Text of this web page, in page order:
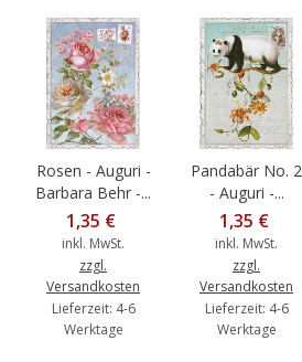
Rosen - Auguri -
Barbara Behr -...
1,35 €
inkl. MwSt.
zzgl.
Versandkosten
Lieferzeit: 4-6
Werktage
Pandabär No. 2
- Auguri -...
1,35 €
inkl. MwSt.
zzgl.
Versandkosten
Lieferzeit: 4-6
Werktage